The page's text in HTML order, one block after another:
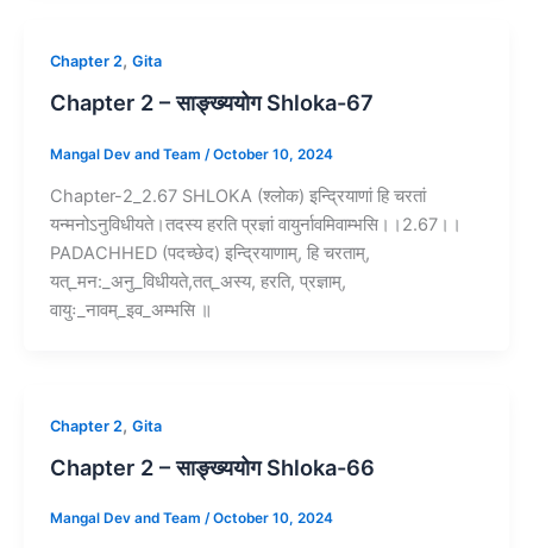
Chapter 2, Gita
Chapter 2 – साङ्ख्ययोग Shloka-67
Mangal Dev and Team /October 10, 2024
Chapter-2_2.67 SHLOKA (श्लोक) इन्द्रियाणां हि चरतां
यन्मनोऽनुविधीयते।तदस्य हरति प्रज्ञां वायुर्नावमिवाम्भसि।।2.67।।
PADACHHED (पदच्छेद) इन्द्रियाणाम्, हि चरताम्,
यत्_मन:_अनु_विधीयते,तत्_अस्य, हरति, प्रज्ञाम्,
वायुः_नावम्_इव_अम्भसि ॥
Chapter 2, Gita
Chapter 2 – साङ्ख्ययोग Shloka-66
Mangal Dev and Team /October 10, 2024